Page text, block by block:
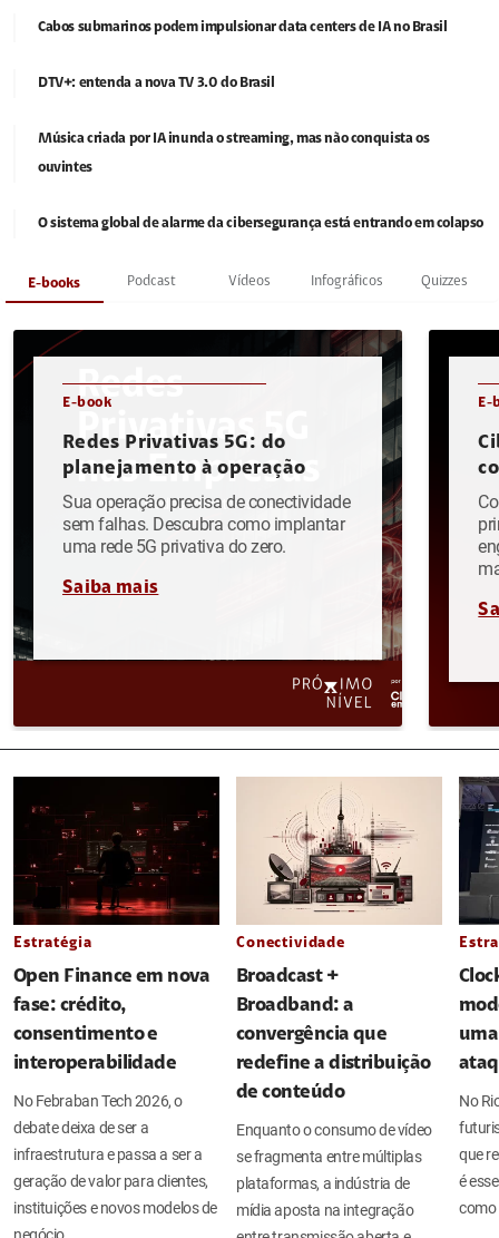
Cabos submarinos podem impulsionar data centers de IA no Brasil
DTV+: entenda a nova TV 3.0 do Brasil
Música criada por IA inunda o streaming, mas não conquista os
ouvintes
O sistema global de alarme da cibersegurança está entrando em colapso
E-books Podcast Vídeos Infográficos Quizzes
E-book
Redes Privativas 5G: do
planejamento à operação
Sua operação precisa de conectividade
sem falhas. Descubra como implantar
uma rede 5G privativa do zero.
Saiba mais
E-
Estratégia
Open Finance em nova
fase: crédito,
consentimento e
interoperabilidade
No Febraban Tech 2026, o
debate deixa de ser a
infraestrutura e passa a ser a
geração de valor para clientes,
instituições e novos modelos de
negócio
Conectividade
Broadcast +
Broadband: a
convergência que
redefine a distribuição
de conteúdo
Enquanto o consumo de vídeo
se fragmenta entre múltiplas
plataformas, a indústria de
mídia aposta na integração
No
que
é
como